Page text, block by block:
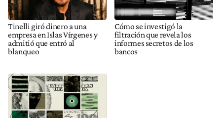
Tinelli giró dinero a una
empresa en Islas Vírgenes y
admitió que entró al
blanqueo
Cómo se investigó la
filtración que revela los
informes secretos de los
bancos